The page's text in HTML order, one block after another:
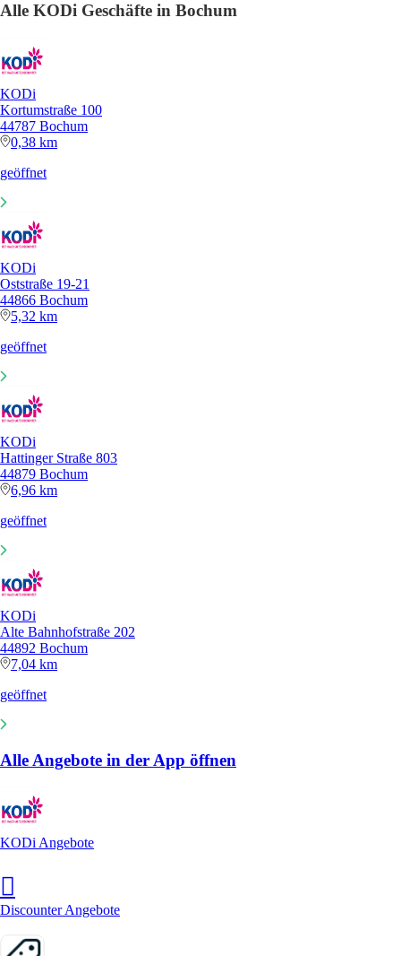
Alle KODi Geschäfte in Bochum
KODi
Kortumstraße 100
44787 Bochum
0,38 km
geöffnet
KODi
Oststraße 19-21
44866 Bochum
5,32 km
geöffnet
KODi
Hattinger Straße 803
44879 Bochum
6,96 km
geöffnet
KODi
Alte Bahnhofstraße 202
44892 Bochum
7,04 km
geöffnet
Alle Angebote in der App öffnen
KODi Angebote
Discounter Angebote